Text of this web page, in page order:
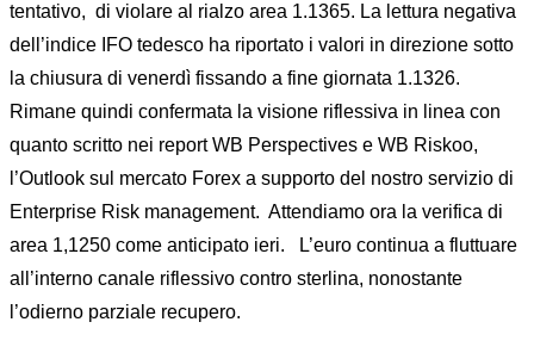
tentativo, di violare al rialzo area 1.1365. La lettura negativa
dell’indice IFO tedesco ha riportato i valori in direzione sotto
la chiusura di venerdì fissando a fine giornata 1.1326.
Rimane quindi confermata la visione riflessiva in linea con
quanto scritto nei report WB Perspectives e WB Riskoo,
l’Outlook sul mercato Forex a supporto del nostro servizio di
Enterprise Risk management. Attendiamo ora la verifica di
area 1,1250 come anticipato ieri. L’euro continua a fluttuare
all’interno canale riflessivo contro sterlina, nonostante
l’odierno parziale recupero.